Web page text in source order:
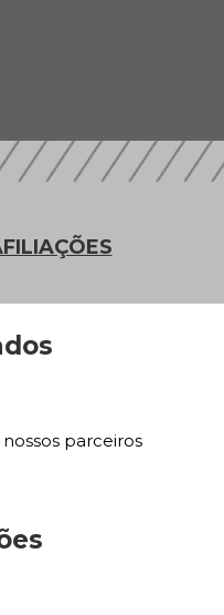
parceiros